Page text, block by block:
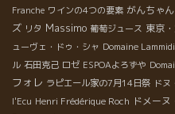
Franche ワインの4つの要素 がんちゃん
ズ リタ Massimo 葡萄ジュース 東京
ューヴェ・ドゥ・シャ Domaine
ル 石田克己 ロゼ ESPOAよろずや
フォレ ラピエール家の7月14日祭 ド
l'Ecu Henri Frédérique Roch ドメー